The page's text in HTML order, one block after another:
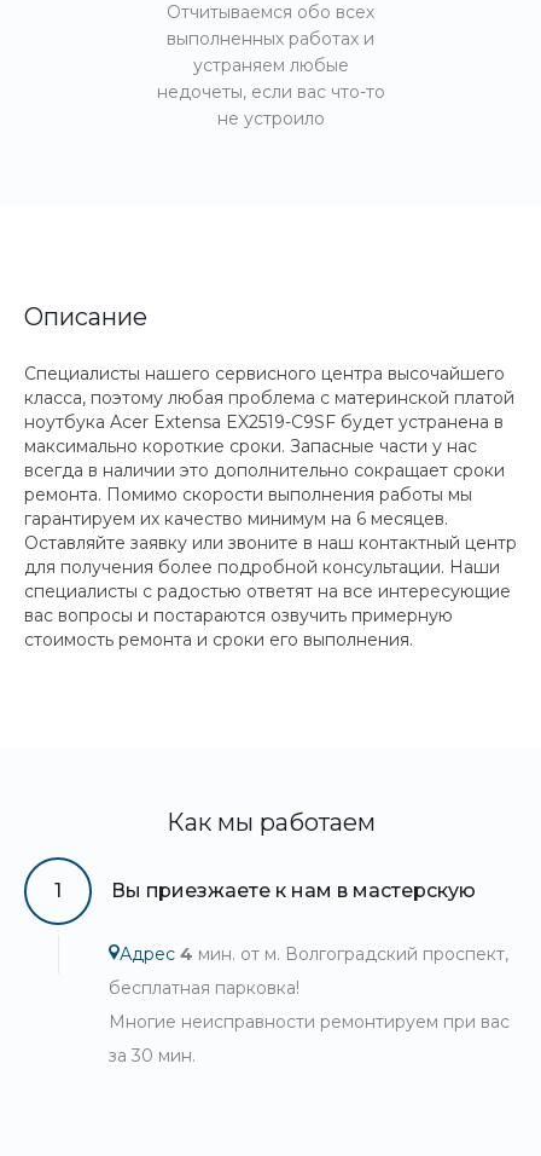
Отчитываемся обо всех
выполненных работах и
устраняем любые
недочеты, если вас что-то
не устроило
Описание
Специалисты нашего сервисного центра высочайшего
класса, поэтому любая проблема с материнской платой
ноутбука Acer Extensa EX2519-C9SF будет устранена в
максимально короткие сроки. Запасные части у нас
всегда в наличии это дополнительно сокращает сроки
ремонта. Помимо скорости выполнения работы мы
гарантируем их качество минимум на 6 месяцев.
Оставляйте заявку или звоните в наш контактный центр
для получения более подробной консультации. Наши
специалисты с радостью ответят на все интересующие
вас вопросы и постараются озвучить примерную
стоимость ремонта и сроки его выполнения.
Как мы работаем
1 Вы приезжаете к нам в мастерскую
Адрес 4 мин. от м. Волгоградский проспект,
бесплатная парковка!
Многие неисправности ремонтируем при вас
за 30 мин.